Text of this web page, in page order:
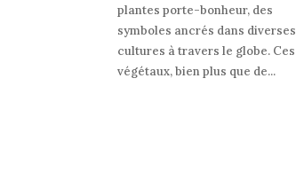
plantes porte-bonheur, des
symboles ancrés dans diverses
cultures à travers le globe. Ces
végétaux, bien plus que de...